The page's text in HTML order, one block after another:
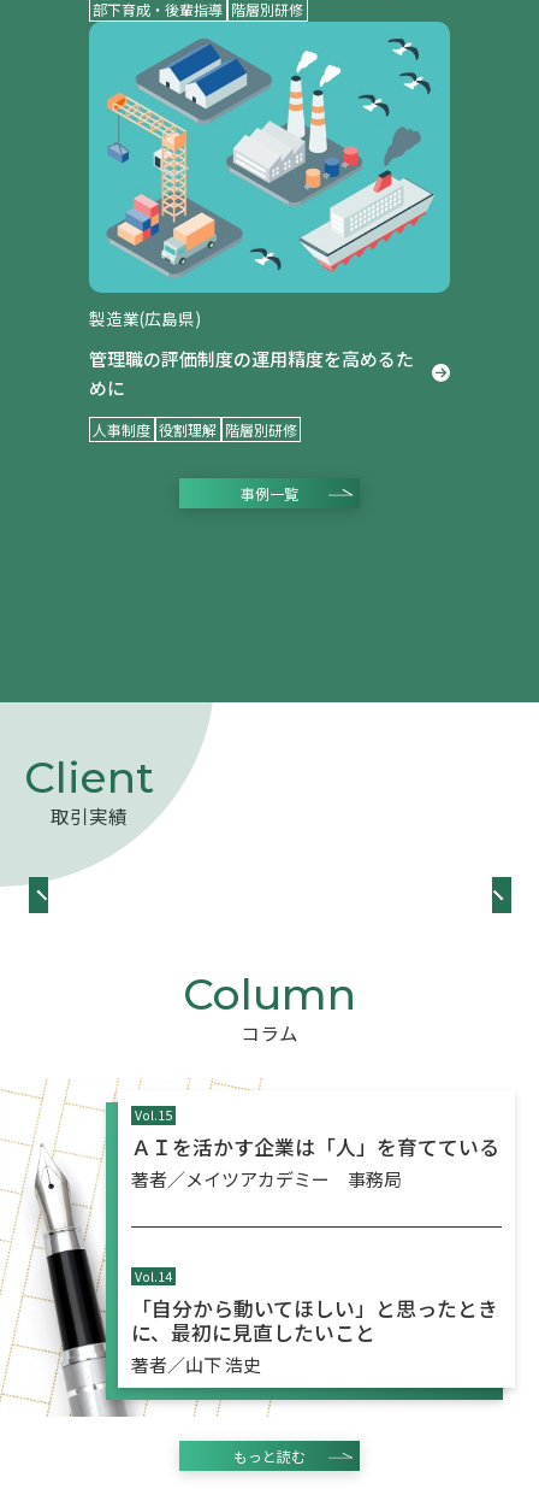
部下育成・後輩指導 階層別研修
製造業(広島県)
管理職の評価制度の運用精度を高めるた
めに
人事制度 役割理解 階層別研修
事例一覧
取引実績
コラム
Vol.15
ＡＩを活かす企業は「人」を育てている
著者／メイツアカデミー 事務局
Vol.14
「自分から動いてほしい」と思ったとき
に、最初に見直したいこと
著者／山下 浩史
もっと読む